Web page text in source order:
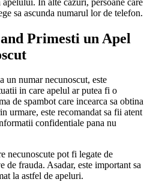
sa ascunda numarul lor de telefon.
Primesti un Apel
un numar necunoscut, este
in care apelul ar putea fi o
de spambot care incearca sa obtina
urmare, este recomandat sa fii atent
confidentiale pana nu
necunoscute pot fi legate de
de frauda. Asadar, este important sa
la astfel de apeluri.